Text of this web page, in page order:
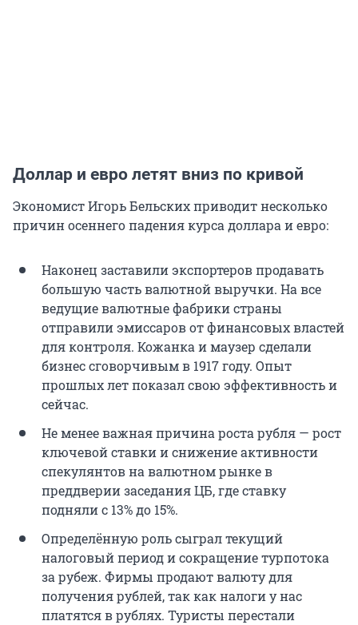
Доллар и евро летят вниз по кривой
Экономист Игорь Бельских приводит несколько
причин осеннего падения курса доллара и евро:
Наконец заставили экспортеров продавать
большую часть валютной выручки. На все
ведущие валютные фабрики страны
отправили эмиссаров от финансовых властей
для контроля. Кожанка и маузер сделали
бизнес сговорчивым в 1917 году. Опыт
прошлых лет показал свою эффективность и
сейчас.
Не менее важная причина роста рубля — рост
ключевой ставки и снижение активности
спекулянтов на валютном рынке в
преддверии заседания ЦБ, где ставку
подняли с 13% до 15%.
Определённую роль сыграл текущий
налоговый период и сокращение турпотока
за рубеж. Фирмы продают валюту для
получения рублей, так как налоги у нас
платятся в рублях. Туристы перестали